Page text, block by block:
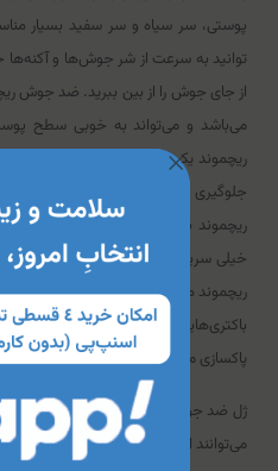
پوستی، سر سیاه و سر سفید بسیار
توانید به سرعت از شر جوش‌ها و آکنه‌ها
از جای جوش را از بین ببرید. ضد جوش
می‌باشد و می‌تواند به خوبی سطح
ریچموند یک ضد التهاب قوی می‌باشد و
جلوگیری از چرب شدن پوست و ایجاد
ریچموند باعث می‌شود به تدریج پوست
خیلی سریع‌تر جوش از بین برود و جای
ریچموند مناسب پوست‌های چرب و
باکتری‌هایی که پوست را تحریک
پاکسازی می‌کند.
ژل ضد جوش قوی ریچموند محدودیت سنی
می‌توانند از آن استفاده کنند.